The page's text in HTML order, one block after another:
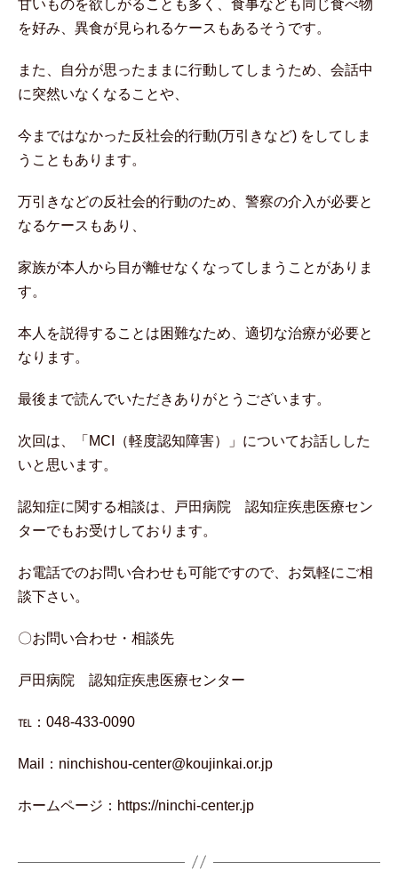
甘いものを欲しがることも多く、食事なども同じ食べ物
を好み、異食が見られるケースもあるそうです。
また、自分が思ったままに行動してしまうため、会話中
に突然いなくなることや、
今まではなかった反社会的行動(万引きなど) をしてしま
うこともあります。
万引きなどの反社会的行動のため、警察の介入が必要と
なるケースもあり、
家族が本人から目が離せなくなってしまうことがありま
す。
本人を説得することは困難なため、適切な治療が必要と
なります。
最後まで読んでいただきありがとうございます。
次回は、「MCI（軽度認知障害）」についてお話しした
いと思います。
認知症に関する相談は、戸田病院 認知症疾患医療セン
ターでもお受けしております。
お電話でのお問い合わせも可能ですので、お気軽にご相
談下さい。
〇お問い合わせ・相談先
戸田病院 認知症疾患医療センター
℡：048-433-0090
Mail：ninchishou-center@koujinkai.or.jp
ホームページ：https://ninchi-center.jp